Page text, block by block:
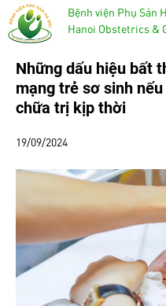
Bệnh viện Phụ Sản
Hanoi Obstetrics &
Những dấu hiệu bất
mạng trẻ sơ sinh
chữa trị kịp thời
19/09/2024